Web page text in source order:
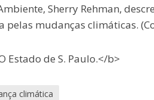
Sherry Rehman,
mudanças climáticas.
Estado de S. Paulo.</b>
climática